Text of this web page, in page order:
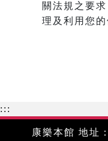
關法規之要
理及利用您的
:::
康樂本館 地址